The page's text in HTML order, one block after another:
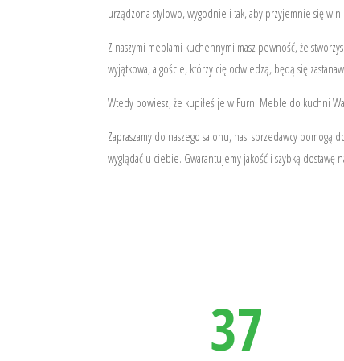
urządzona stylowo, wygodnie i tak, aby przyjemnie się w
Z naszymi meblami kuchennymi masz pewność, że
wyjątkowa, a goście, którzy cię odwiedzą, będą się
Wtedy powiesz, że kupiłeś je w Furni Meble do kuchni
Zapraszamy do naszego salonu, nasi sprzedawcy
wyglądać u ciebie. Gwarantujemy jakość i szybką
37